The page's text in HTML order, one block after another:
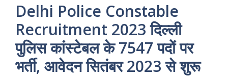
Delhi Police Constable
Recruitment 2023 दिल्ली
पुलिस कांस्टेबल के 7547 पदों पर
भर्ती, आवेदन सितंबर 2023 से शुरू